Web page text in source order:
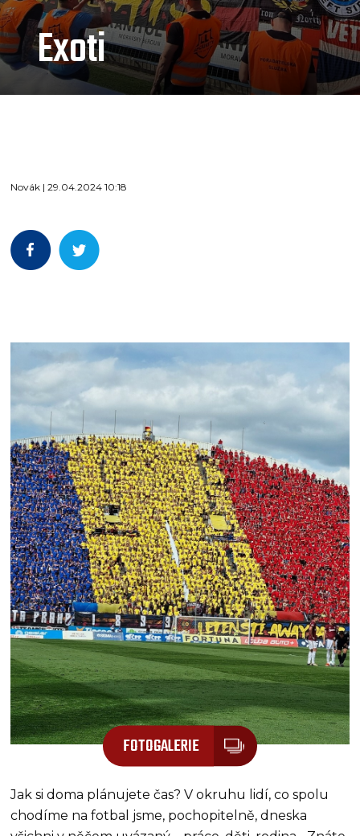
Exoti
Novák | 29.04.2024 10:18
FOTOGALERIE
Jak si doma plánujete čas? V okruhu lidí, co spolu
chodíme na fotbal jsme, pochopitelně, dneska